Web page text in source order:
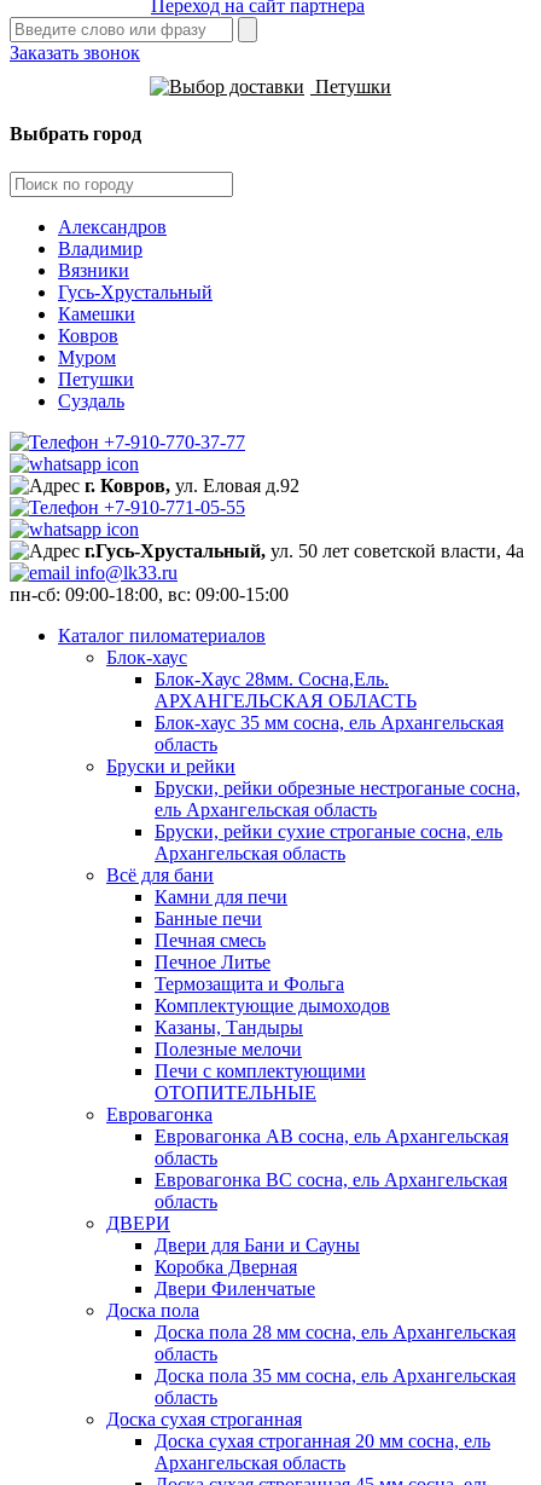
Переход на сайт партнера
Заказать звонок
Петушки
Выбрать город
Александров
Владимир
Вязники
Гусь-Хрустальный
Камешки
Ковров
Муром
Петушки
Суздаль
+7-910-770-37-77
г. Ковров, ул. Еловая д.92
+7-910-771-05-55
г.Гусь-Хрустальный, ул. 50 лет советской власти, 4а
info@lk33.ru
пн-сб: 09:00-18:00, вс: 09:00-15:00
Каталог пиломатериалов
Блок-хаус
Блок-Хаус 28мм. Сосна,Ель.
АРХАНГЕЛЬСКАЯ ОБЛАСТЬ
Блок-хаус 35 мм сосна, ель Архангельская
область
Бруски и рейки
Бруски, рейки обрезные нестроганые сосна,
ель Архангельская область
Бруски, рейки сухие строганые сосна, ель
Архангельская область
Всё для бани
Камни для печи
Банные печи
Печная смесь
Печное Литье
Термозащита и Фольга
Комплектующие дымоходов
Казаны, Тандыры
Полезные мелочи
Печи с комплектующими
ОТОПИТЕЛЬНЫЕ
Евровагонка
Евровагонка АВ сосна, ель Архангельская
область
Евровагонка ВС сосна, ель Архангельская
область
ДВЕРИ
Двери для Бани и Сауны
Коробка Дверная
Двери Филенчатые
Доска пола
Доска пола 28 мм сосна, ель Архангельская
область
Доска пола 35 мм сосна, ель Архангельская
область
Доска сухая строганная
Доска сухая строганная 20 мм сосна, ель
Архангельская область